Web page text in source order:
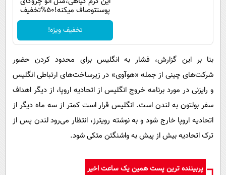
پوستتوصاف میکنه!50%تخفیف
تخفیف ویژه!
بنا بر این گزارش، فشار به انگلیس برای محدود کردن حضور
شرکت‌های چینی از جمله «هوآوی» در زیرساخت‌های ارتباطی انگلیس
و رایزنی در مورد برنامه خروج انگلیس از اتحادیه اروپا، از دیگر اهداف
سفر بولتون به لندن است. انگلیس قرار است کمتر از سه ماه دیگر از
اتحادیه اروپا خارج شود و به نوشته رویترز، انتظار می‌رود لندن پس از
ترک اتحادیه بیش از پیش به واشنگتن متکی شود.
پربیننده ترین پست همین یک ساعت اخیر